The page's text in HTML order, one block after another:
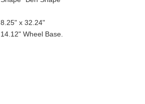
8.25" x 32.24"
14.12" Wheel Base.